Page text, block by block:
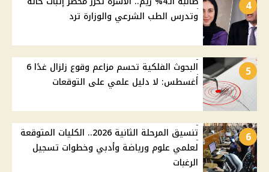
4
وتدرس الطب الشرعي والوزارة ترد
5
البحوث الفلكية تحسم مزاعم وقوع زلزال غدًا 6
أغسطس: لا دليل علمي على التوقعات
6
تنسيق المرحلة الثانية 2026.. الكليات المتوقعة
لعلمي علوم ورياضة وأدبي وخطوات تسجيل
الرغبات